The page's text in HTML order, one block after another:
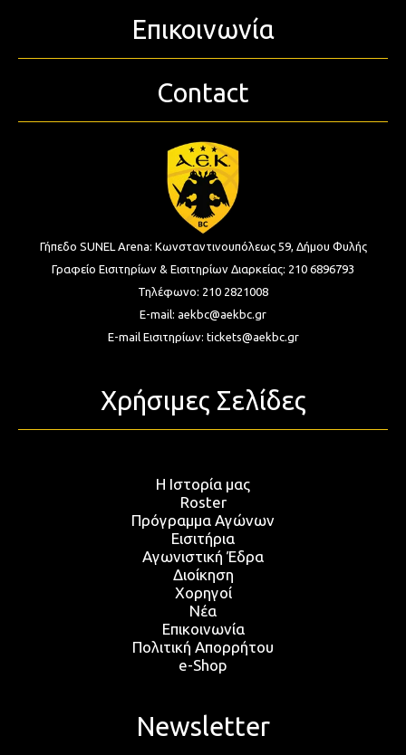
Επικοινωνία
Contact
Γήπεδο SUNEL Arena: Κωνσταντινουπόλεως 59, Δήμου Φυλής
Γραφείο Εισιτηρίων & Εισιτηρίων Διαρκείας: 210 6896793
Τηλέφωνο: 210 2821008
E-mail: aekbc@aekbc.gr
E-mail Εισιτηρίων: tickets@aekbc.gr
Χρήσιμες Σελίδες
Η Ιστορία μας
Roster
Πρόγραμμα Αγώνων
Εισιτήρια
Αγωνιστική Έδρα
Διοίκηση
Χορηγοί
Νέα
Επικοινωνία
Πολιτική Απορρήτου
e-Shop
Newsletter